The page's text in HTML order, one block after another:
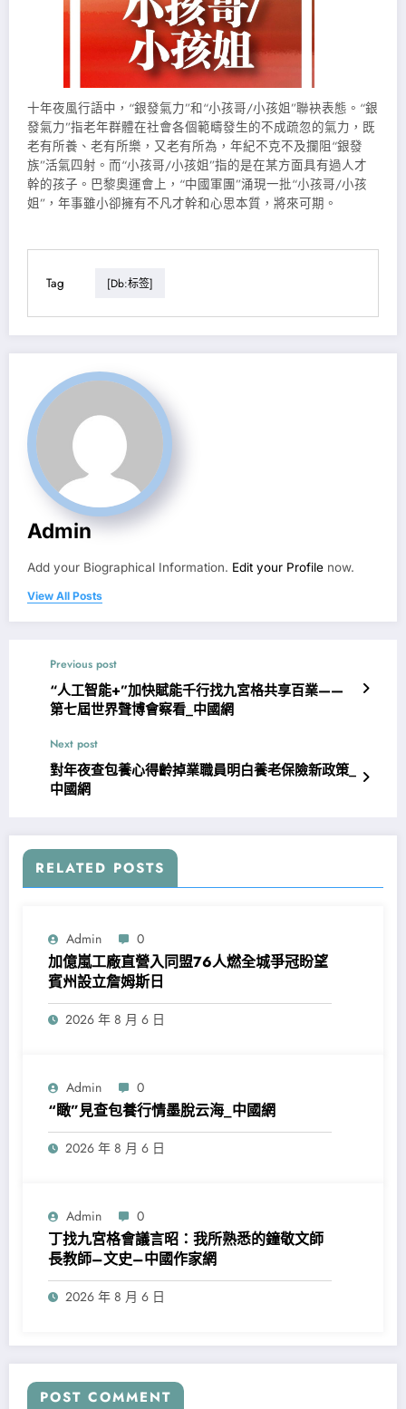
十年夜風行語中，“銀發氣力”和“小孩哥/小孩姐”聯袂表態。“銀
發氣力”指老年群體在社會各個範疇發生的不成疏忽的氣力，既
老有所養、老有所樂，又老有所為，年紀不克不及攔阻“銀發
族”活氣四射。而“小孩哥/小孩姐”指的是在某方面具有過人才
幹的孩子。巴黎奧運會上，“中國軍團”涌現一批“小孩哥/小孩
姐”，年事雖小卻擁有不凡才幹和心思本質，將來可期。
Tag [db:标签]
Admin
Add your Biographical Information. Edit your Profile now.
View All Posts
Previous post
“人工智能+”加快賦能千行找九宮格共享百業——
第七屆世界聲博會察看_中國網
Next post
對年夜查包養心得齡掉業職員明白養老保險新政策_
中國網
RELATED POSTS
Admin 0
加億嵐工廠直營入同盟76人燃全城爭冠盼望
賓州設立詹姆斯日
2026 年 8 月 6 日
Admin 0
“瞰”見查包養行情墨脫云海_中國網
2026 年 8 月 6 日
Admin 0
丁找九宮格會議言昭：我所熟悉的鐘敬文師
長教師–文史–中國作家網
2026 年 8 月 6 日
POST COMMENT